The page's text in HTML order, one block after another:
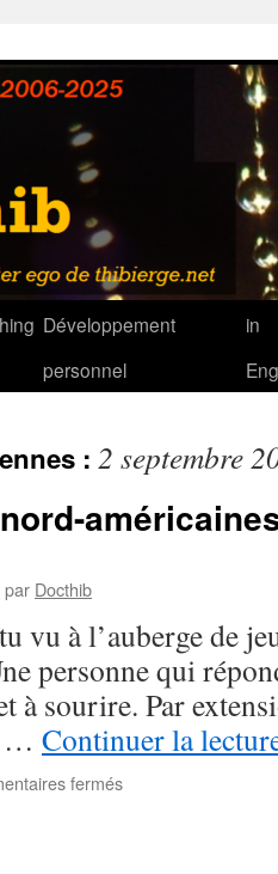
Développement
personnel
in
: 2 septembre
par Docthib
vu à l’auberge de
personne qui
à sourire. Par
… Continuer la
ferméssur